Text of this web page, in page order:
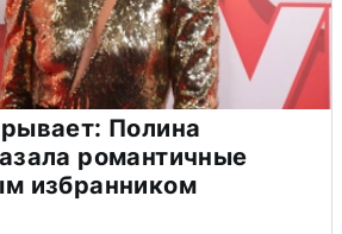
Полина
романтичные
избранником